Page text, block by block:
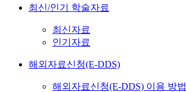
최신/인기 학술자료
최신자료
인기자료
해외자료신청(E-DDS)
해외자료신청(E-DDS) 이용 방법